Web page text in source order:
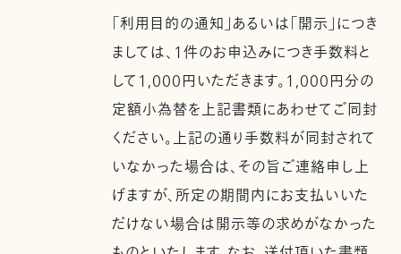
「利用目的の通知」あるいは「開示」につき
ましては、1件のお申込みにつき手数料と
して1,000円いただきます。1,000円分の
定額小為替を上記書類にあわせてご同封
ください。上記の通り手数料が同封されて
いなかった場合は、その旨ご連絡申し上
げますが、所定の期間内にお支払いいた
だけない場合は開示等の求めがなかった